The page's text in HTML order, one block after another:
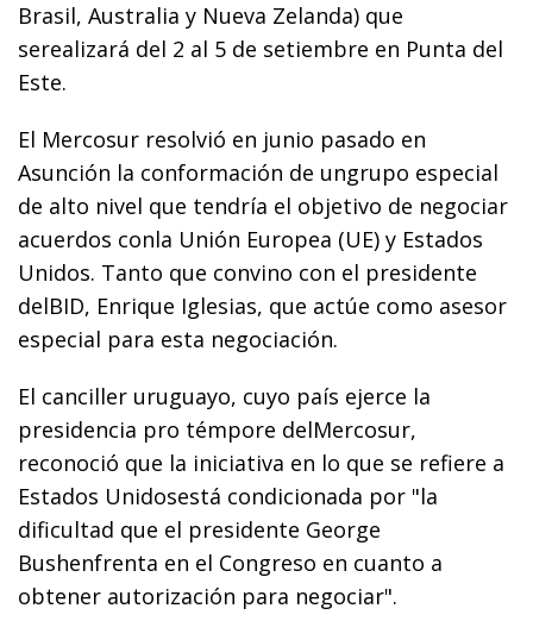
Brasil, Australia y Nueva Zelanda) que
serealizará del 2 al 5 de setiembre en Punta del
Este.
El Mercosur resolvió en junio pasado en
Asunción la conformación de ungrupo especial
de alto nivel que tendría el objetivo de negociar
acuerdos conla Unión Europea (UE) y Estados
Unidos. Tanto que convino con el presidente
delBID, Enrique Iglesias, que actúe como asesor
especial para esta negociación.
El canciller uruguayo, cuyo país ejerce la
presidencia pro témpore delMercosur,
reconoció que la iniciativa en lo que se refiere a
Estados Unidosestá condicionada por "la
dificultad que el presidente George
Bushenfrenta en el Congreso en cuanto a
obtener autorización para negociar".